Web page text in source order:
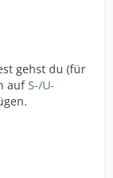
gehst du (für
aufS-/U-